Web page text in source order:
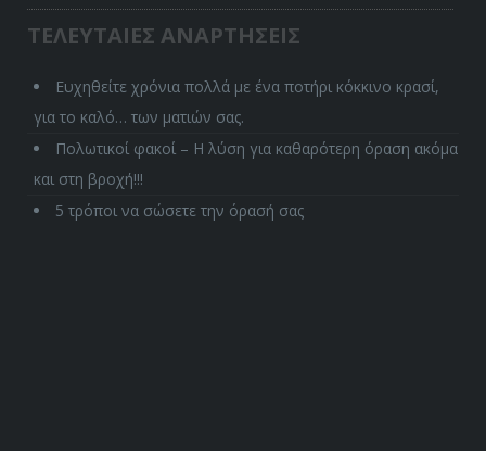
ΤΕΛΕΥΤΑΙΕΣ ΑΝΑΡΤΗΣΕΙΣ
Ευχηθείτε χρόνια πολλά με ένα ποτήρι κόκκινο κρασί,
για το καλό… των ματιών σας.
Πολωτικοί φακοί – Η λύση για καθαρότερη όραση ακόμα
και στη βροχή!!!
5 τρόποι να σώσετε την όρασή σας